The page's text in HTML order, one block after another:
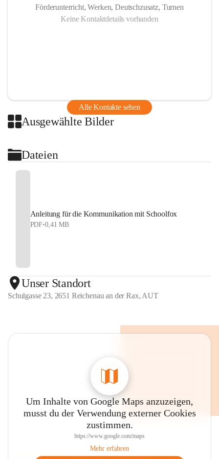
Förderunterricht, Werken, Deutschzusatz, Turnen
Keine Kontaktdetails vorhanden
Alle Kontakte sehen
Ausgewählte Bilder
Dateien
Anleitung für die Kommunikation mit Schoolfox
PDF•0,41 MB
Unser Standort
Schulgasse 23, 2651 Reichenau an der Rax, AUT
Um Inhalte von Google Maps anzuzeigen,
musst du der Verwendung externer Cookies
zustimmen.
https://www.google.com/maps
Mehr erfahren